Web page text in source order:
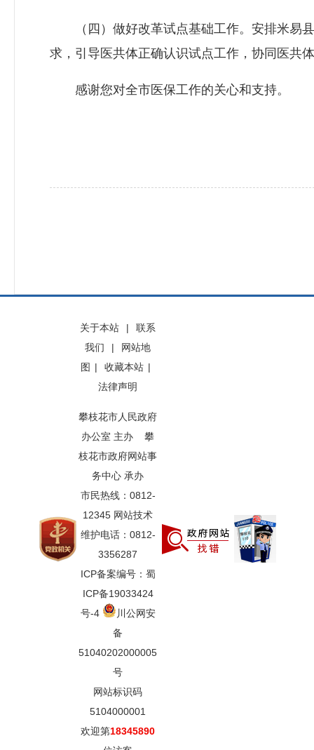
（四）做好改革试点基础工作。安排米易县
求，引导医共体正确认识试点工作，协同医共
感谢您对全市医保工作的关心和支持。
关于本站 |
联系
我们
|
网站地
图 | 收藏本站 |
法律声明
攀枝花市人民政府
办公室 主办 攀
枝花市政府网站事
务中心 承办
市民热线：0812-
12345 网站技术
维护电话：0812-
3356287
ICP备案编号：蜀
ICP备19033424
号-4
川公网安
备
51040202000005
号
网站标识码
5104000001
欢迎第18345890